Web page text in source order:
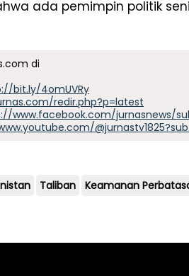
ada pemimpin politik
di
bit.ly/4omUVRy
redir.php?p=latest
www.facebook.com/jurnasnews/
Taliban Keamanan